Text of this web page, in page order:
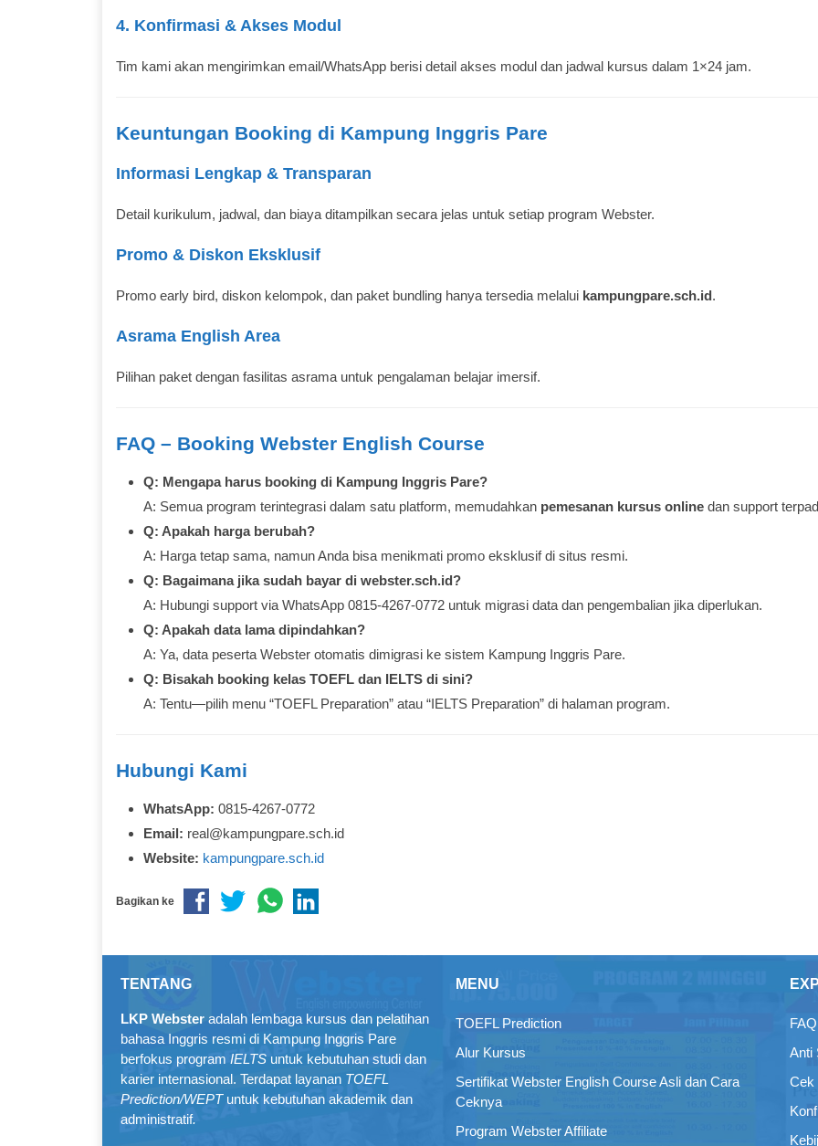
4. Konfirmasi & Akses Modul
Tim kami akan mengirimkan email/WhatsApp berisi detail akses modul dan jadwal kursus dalam 1×24 jam.
Keuntungan Booking di Kampung Inggris Pare
Informasi Lengkap & Transparan
Detail kurikulum, jadwal, dan biaya ditampilkan secara jelas untuk setiap program Webster.
Promo & Diskon Eksklusif
Promo early bird, diskon kelompok, dan paket bundling hanya tersedia melalui kampungpare.sch.id.
Asrama English Area
Pilihan paket dengan fasilitas asrama untuk pengalaman belajar imersif.
FAQ – Booking Webster English Course
Q: Mengapa harus booking di Kampung Inggris Pare?
A: Semua program terintegrasi dalam satu platform, memudahkan pemesanan kursus online dan support
Q: Apakah harga berubah?
A: Harga tetap sama, namun Anda bisa menikmati promo eksklusif di situs resmi.
Q: Bagaimana jika sudah bayar di webster.sch.id?
A: Hubungi support via WhatsApp 0815‑4267‑0772 untuk migrasi data dan pengembalian jika diperlukan.
Q: Apakah data lama dipindahkan?
A: Ya, data peserta Webster otomatis dimigrasi ke sistem Kampung Inggris Pare.
Q: Bisakah booking kelas TOEFL dan IELTS di sini?
A: Tentu—pilih menu “TOEFL Preparation” atau “IELTS Preparation” di halaman program.
Hubungi Kami
WhatsApp: 0815‑4267‑0772
Email: real@kampungpare.sch.id
Website: kampungpare.sch.id
Bagikan ke
TENTANG
LKP Webster adalah lembaga kursus dan pelatihan
bahasa Inggris resmi di Kampung Inggris Pare
berfokus program IELTS untuk kebutuhan studi dan
karier internasional. Terdapat layanan TOEFL
Prediction/WEPTuntuk kebutuhan akademik dan
administratif.
MENU
TOEFL Prediction
Alur Kursus
Sertifikat Webster English Course Asli dan Cara
Ceknya
Program Webster Affiliate
Anti
Cek